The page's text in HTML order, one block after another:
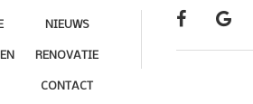
NIEUWS
RENOVATIE
CONTACT